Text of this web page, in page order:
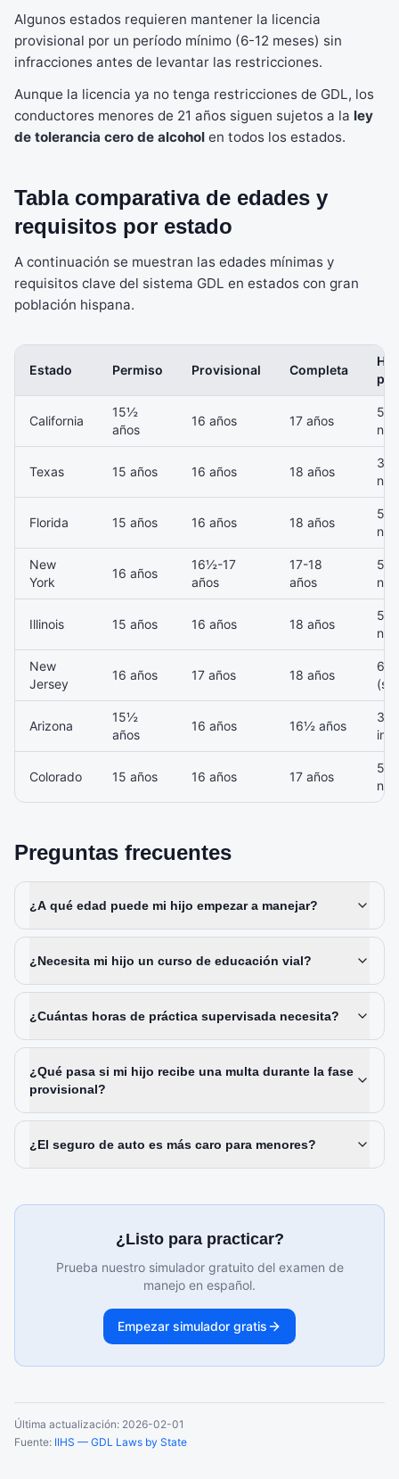
Algunos estados requieren mantener la licencia
provisional por un período mínimo (6-12 meses) sin
infracciones antes de levantar las restricciones.
Aunque la licencia ya no tenga restricciones de GDL, los
conductores menores de 21 años siguen sujetos a la ley
de tolerancia cero de alcohol en todos los estados.
Tabla comparativa de edades y
requisitos por estado
A continuación se muestran las edades mínimas y
requisitos clave del sistema GDL en estados con gran
población hispana.
Estado Permiso Provisional Completa
California
15½
años
16 años 17 años
50
Texas 15 años 16 años 18 años
30
Florida 15 años 16 años 18 años
50
New
York
16 años
16½-17
años
17-18
años
50
Illinois 15 años 16 años 18 años
50
New
Jersey
16 años 17 años 18 años
6
Arizona
15½
años
16 años 16½ años
30
Colorado 15 años 16 años 17 años
50
Preguntas frecuentes
¿A qué edad puede mi hijo empezar a manejar?
¿Necesita mi hijo un curso de educación vial?
¿Cuántas horas de práctica supervisada necesita?
¿Qué pasa si mi hijo recibe una multa durante la fase
provisional?
¿El seguro de auto es más caro para menores?
¿Listo para practicar?
Prueba nuestro simulador gratuito del examen de
manejo en español.
Empezar simulador gratis
Última actualización: 2026-02-01
Fuente: IIHS — GDL Laws by State